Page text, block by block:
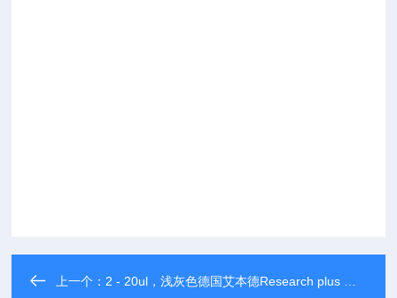
上一个： 2 - 20ul，浅灰色德国艾本德Research plus 单道可调移液器